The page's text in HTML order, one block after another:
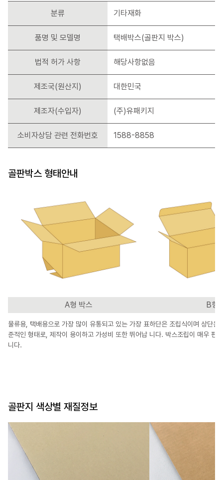
분류 기타재화
품명 및 모델명 택배박스(골판지 박스)
법적 허가 사항 해당사항없음
제조국(원산지) 대한민국
제조자(수입자) (주)유패키지
소비자상담 관련 전화번호 1588-8858
골판박스 형태안내
A형 박스
물류용, 택배용으로 가장 많이 유통되고 있는 가장 표
준적인 형태로, 제작이 용이하고 가성비 또한 뛰어납
니다.
B형
하단은 조립식이며 상단은
니다. 박스조립이 매우 편
골판지 색상별 재질정보